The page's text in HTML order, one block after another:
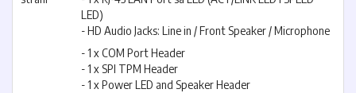
LED)
- HD Audio Jacks: Line in / Front Speaker / Microphone
- 1 x COM Port Header
- 1 x SPI TPM Header
- 1 x Power LED and Speaker Header